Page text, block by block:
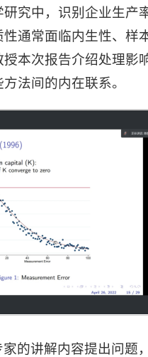
究中，识别企业生产
通常面临内生性、样
本次报告介绍处理影
法间的内在联系。
的讲解内容提出问题